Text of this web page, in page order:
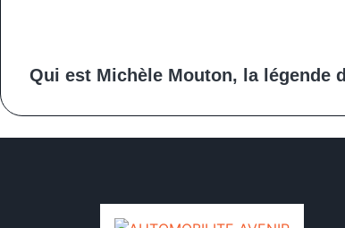
Qui est Michèle Mouton, la légende